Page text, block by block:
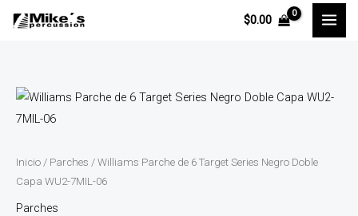
$0.00
Inicio / Parches / Williams Parche de 6 Target Series Negro Doble
Capa WU2-7MIL-06
Parches
Williams
Parche
6
Target
Series